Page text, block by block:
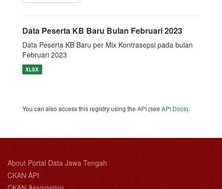
Data Peserta KB Baru Bulan Februari 2023
Data Peserta KB Baru per Mix Kontrasepsi pada bulan
Februari 2023
XLSX
You can also access this registry using the API (see API Docs).
About Portal Data Jawa Tengah
CKAN API